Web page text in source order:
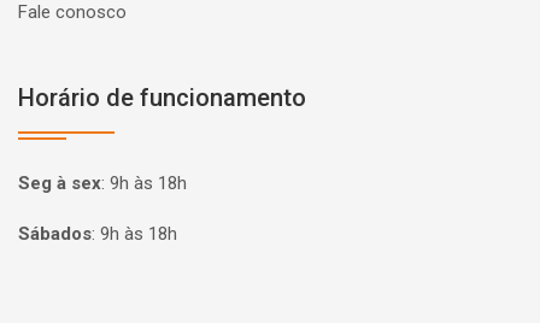
Fale conosco
Horário de funcionamento
Seg à sex: 9h às 18h
Sábados: 9h às 18h